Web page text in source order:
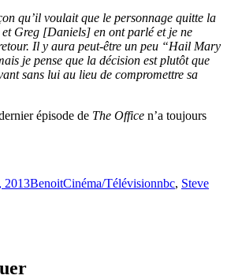
qu’il voulait que le personnage quitte la
et Greg [Daniels] en ont parlé et je ne
Il y aura peut-être un peu “Hail Mary
je pense que la décision est plutôt que
sans lui au lieu de compromettre sa
épisode de The Office n’a toujours
2013BenoitCatégories
Cinéma/TélévisionÉtiquettes
nbc, Steve